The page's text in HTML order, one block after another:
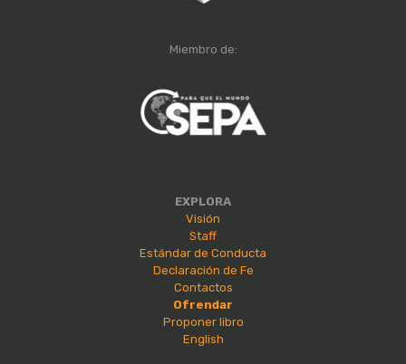
Miembro de:
EXPLORA
Visión
Staff
Estándar de Conducta
Declaración de Fe
Contactos
Ofrendar
Proponer libro
English